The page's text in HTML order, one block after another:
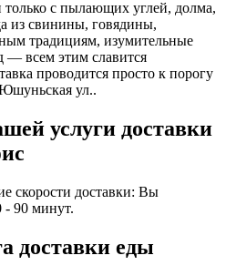
с пылающих углей, долма,
из свинины, говядины,
традициям, изумительные
— всем этим славится
проводится просто к порогу
ул..
услуги доставки
скорости доставки: Вы
- 90 минут.
доставки еды